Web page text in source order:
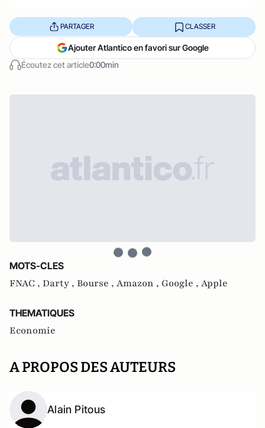
Écoutez cet article0:00min
PARTAGER CLASSER
Ajouter Atlantico en favori sur Google
MOTS-CLES
FNAC , Darty , Bourse , Amazon , Google , Apple
THEMATIQUES
Economie
A PROPOS DES AUTEURS
Alain Pitous